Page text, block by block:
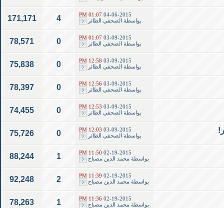
04-06-2015
01:07 PM
بواسطة
الصحفي الطائر 4
171,171
03-09-2015
01:07 PM
بواسطة
الصحفي الطائر 0
78,571
03-09-2015
12:58 PM
بواسطة
الصحفي الطائر 0
75,838
03-09-2015
12:56 PM
بواسطة
الصحفي الطائر 0
78,397
03-09-2015
12:53 PM
بواسطة
الصحفي الطائر 0
74,455
03-09-2015
12:03 PM
بواسطة
الصحفي الطائر 0
75,726
02-19-2015
11:50 PM
بواسطة محمد الدين مصباح 1
88,244
02-19-2015
11:39 PM
بواسطة محمد الدين مصباح 2
92,248
02-19-2015
11:36 PM
بواسطة محمد الدين مصباح 1
78,263